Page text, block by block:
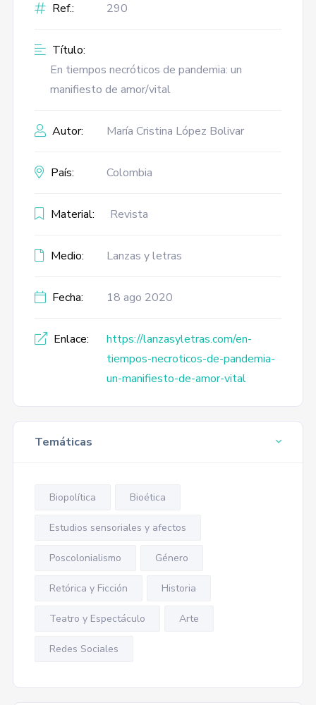
Ref.: 290
Título:
En tiempos necróticos de pandemia: un
manifiesto de amor/vital
Autor: María Cristina López Bolivar
País: Colombia
Material: Revista
Medio: Lanzas y letras
Fecha: 18 ago 2020
Enlace:
https://lanzasyletras.com/en-
tiempos-necroticos-de-pandemia-
un-manifiesto-de-amor-vital
Temáticas
Biopolítica Bioética
Estudios sensoriales y afectos
Poscolonialismo Género
Retórica y Ficción Historia
Teatro y Espectáculo Arte
Redes Sociales